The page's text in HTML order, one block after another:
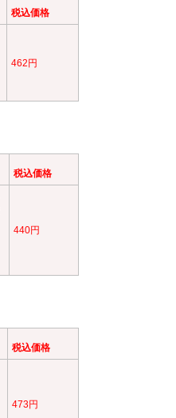
税込価格
462円
税込価格
440円
税込価格
473円